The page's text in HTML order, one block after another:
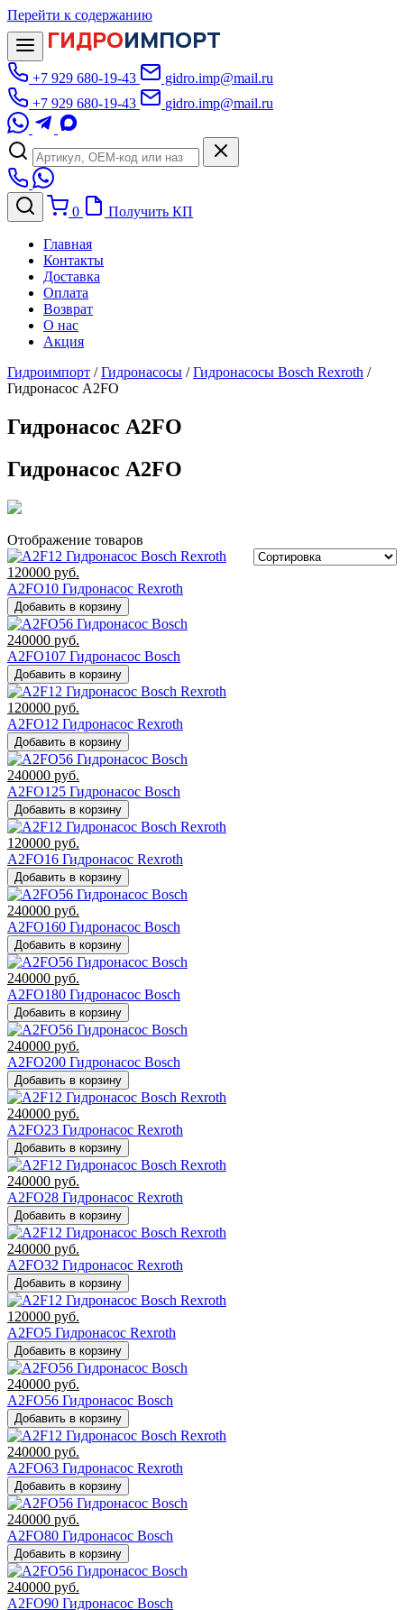
Перейти к содержанию
ГИДРОИМПОРТ
+7 929 680-19-43
gidro.imp@mail.ru
+7 929 680-19-43
gidro.imp@mail.ru
0 Получить КП
Главная
Контакты
Доставка
Оплата
Возврат
О нас
Акция
Гидроимпорт /Гидронасосы /Гидронасосы Bosch Rexroth /
Гидронасос A2FO
Гидронасос A2FO
Гидронасос A2FO
Отображение товаров
120000 руб.
A2FO10 Гидронасос Rexroth
Добавить в корзину
240000 руб.
A2FO107 Гидронасос Bosch
Добавить в корзину
120000 руб.
A2FO12 Гидронасос Rexroth
Добавить в корзину
240000 руб.
A2FO125 Гидронасос Bosch
Добавить в корзину
120000 руб.
A2FO16 Гидронасос Rexroth
Добавить в корзину
240000 руб.
A2FO160 Гидронасос Bosch
Добавить в корзину
240000 руб.
A2FO180 Гидронасос Bosch
Добавить в корзину
240000 руб.
A2FO200 Гидронасос Bosch
Добавить в корзину
240000 руб.
A2FO23 Гидронасос Rexroth
Добавить в корзину
240000 руб.
A2FO28 Гидронасос Rexroth
Добавить в корзину
240000 руб.
A2FO32 Гидронасос Rexroth
Добавить в корзину
120000 руб.
A2FO5 Гидронасос Rexroth
Добавить в корзину
240000 руб.
A2FO56 Гидронасос Bosch
Добавить в корзину
240000 руб.
A2FO63 Гидронасос Rexroth
Добавить в корзину
240000 руб.
A2FO80 Гидронасос Bosch
Добавить в корзину
240000 руб.
A2FO90 Гидронасос Bosch